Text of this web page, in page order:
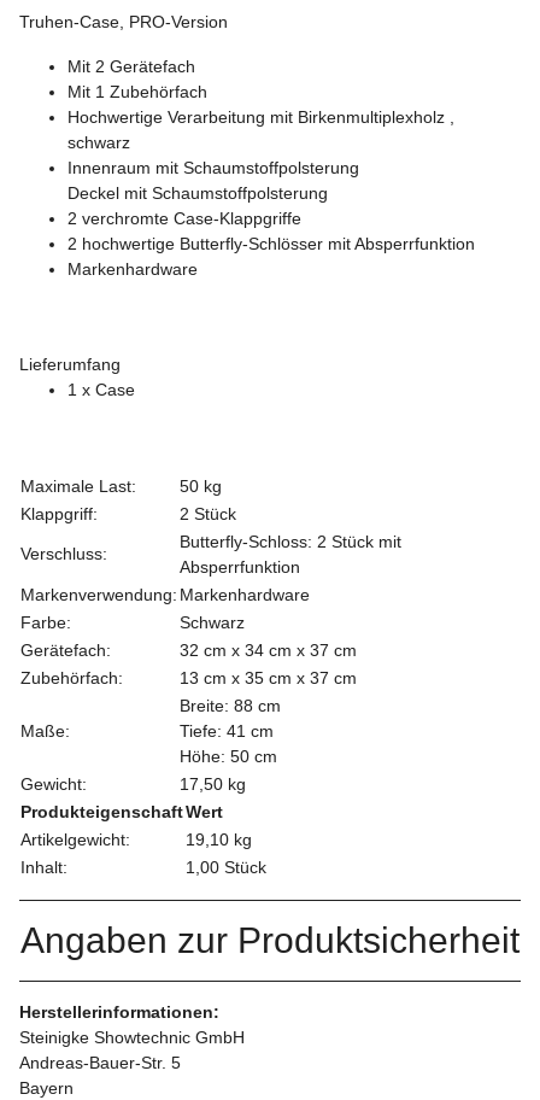
Truhen-Case, PRO-Version
Mit 2 Gerätefach
Mit 1 Zubehörfach
Hochwertige Verarbeitung mit Birkenmultiplexholz ,
schwarz
Innenraum mit Schaumstoffpolsterung
Deckel mit Schaumstoffpolsterung
2 verchromte Case-Klappgriffe
2 hochwertige Butterfly-Schlösser mit Absperrfunktion
Markenhardware
Lieferumfang
1 x Case
Maximale Last:
50 kg
Klappgriff:
2 Stück
Verschluss:
Butterfly-Schloss: 2 Stück mit
Absperrfunktion
Markenverwendung: Markenhardware
Farbe:
Schwarz
Gerätefach:
32 cm x 34 cm x 37 cm
Zubehörfach:
13 cm x 35 cm x 37 cm
Maße:
Breite: 88 cm
Tiefe: 41 cm
Höhe: 50 cm
Gewicht:
17,50 kg
ProdukteigenschaftWert
Artikelgewicht:
19,10 kg
Inhalt:
1,00 Stück
Angaben zur Produktsicherheit
Herstellerinformationen:
Steinigke Showtechnic GmbH
Andreas-Bauer-Str. 5
Bayern